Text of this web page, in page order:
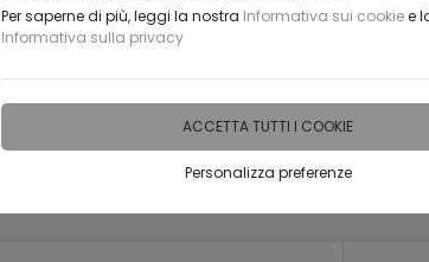
Per saperne di più, leggi la nostra Informativa sui cookiee
Informativa sulla privacy
ACCETTA TUTTI I COOKIE
Personalizza preferenze
IDEE PERSONALIZZABILI RECENSIONI